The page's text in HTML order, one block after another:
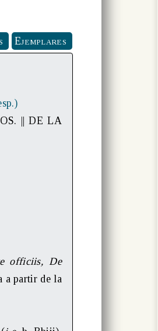
Ejemplares
|| DE LA
officiis, De
a partir de la